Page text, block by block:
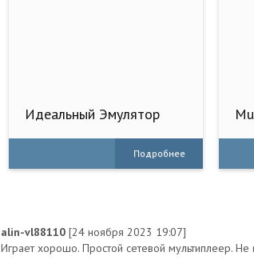
Идеальный Эмулятор
Подробнее
alin-vl88110 [24 ноября 2023 19:07]
Играет хорошо. Простой сетевой мультиплеер.